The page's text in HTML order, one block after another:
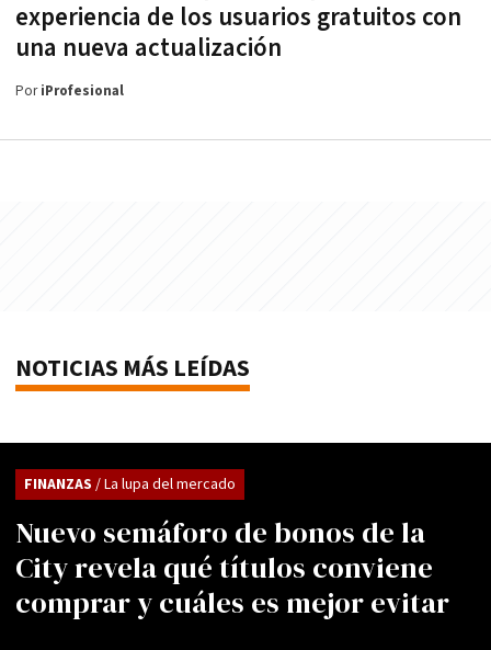
experiencia de los usuarios gratuitos con
una nueva actualización
PoriProfesional
NOTICIAS MÁS LEÍDAS
Nuevo semáforo de bonos de la
City revela qué títulos conviene
comprar y cuáles es mejor evitar
FINANZAS / La lupa del mercado